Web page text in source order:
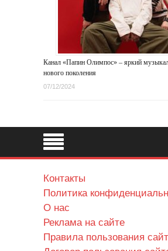
Канал «Папин Олимпос» – яркий
нового поколения
07/12/2024
Контакты
Политика
О нас
Реклама на сайте
Правила пользования